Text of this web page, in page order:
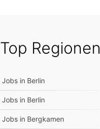
Top Regionen
Jobs in Berlin
Jobs in Berlin
Jobs in Bergkamen